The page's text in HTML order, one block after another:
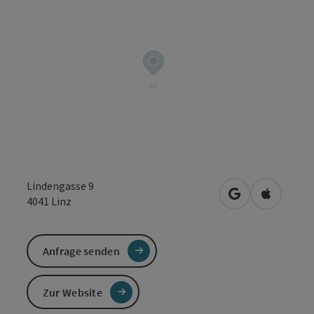
Lindengasse 9
4041 Linz in Googlein Apple
Anfrage senden
Zur Website